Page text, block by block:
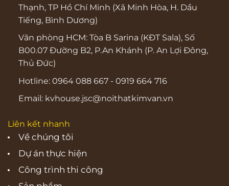
Thạnh, TP Hồ Chí Minh (Xã Minh Hòa, H. Dầu
Tiếng, Bình Dương)
Văn phòng HCM: Tòa B Sarina (KĐT Sala), Số
B00.07 Đường B2, P.An Khánh (P. An Lợi Đông,
Thủ Đức)
Hotline: 0964 088 667- 0919 664 716
Email: kvhouse.jsc@noithatkimvan.vn
Liên kết nhanh
Về chúng tôi
Dự án thực hiện
Công trình thi công